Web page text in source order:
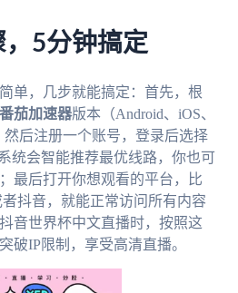
5分钟搞定
单，几步就能搞定：首先，根
番茄加速器版本（Android、iOS、
然后注册一个账号，登录后选择
统会智能推荐最优线路，你也可
最后打开你想观看的平台，比
抖音，就能正常访问所有内容
音世界杯中文直播时，按照这
破IP限制，享受高清直播。